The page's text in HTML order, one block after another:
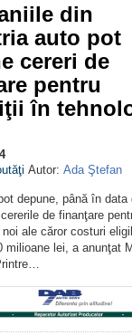
din
auto pot
cereri de
pentru
în
Autor: Ada Ştefan
depune, până în data
de finanţare
ale căror costuri
milioane lei, a anunţat